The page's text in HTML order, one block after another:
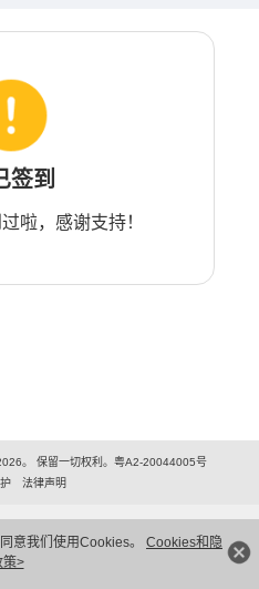
意我们使用Cookies。 Cookies和隐
策>
签到
啦，感谢支持！
。 保留一切权利。粤A2-20044005号
法律声明